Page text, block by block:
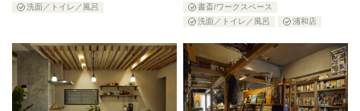
洗面／トイレ／風呂
書斎/ワークスペース
洗面／トイレ／風呂
浦和店